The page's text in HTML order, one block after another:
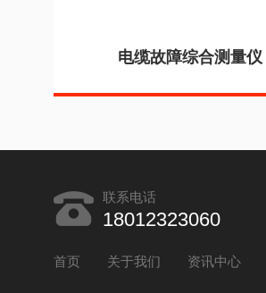
电缆故障综合测量仪
联系电话
18012323060
首页 关于我们 资讯中心